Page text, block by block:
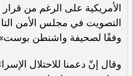
الأمريكية على الرغم من قرار
التصويت في مجلس الأمن
وفقًا لصحيفة واشنطن
وقال إنّ دعمنا للاحتلال